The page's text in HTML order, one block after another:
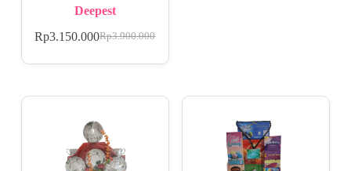
Deepest
Rp3.900.000
Rp3.150.000